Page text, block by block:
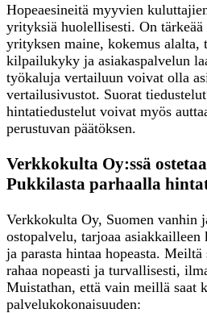
Hopeaesineitä myyvien
yrityksiä huolellisesti. On tärkeää
yrityksen maine, kokemus alalta,
kilpailukyky ja asiakaspalvelun
työkaluja vertailuun voivat olla
vertailusivustot. Suorat
hintatiedustelut voivat myös
perustuvan päätöksen.
Verkkokulta Oy:ssä
Pukkilasta parhaalla
Verkkokulta Oy, Suomen vanhin
ostopalvelu, tarjoaa asiakkailleen
ja parasta hintaa hopeasta. Meiltä
rahaa nopeasti ja turvallisesti,
Muistathan, että vain meillä saat
palvelukokonaisuuden: